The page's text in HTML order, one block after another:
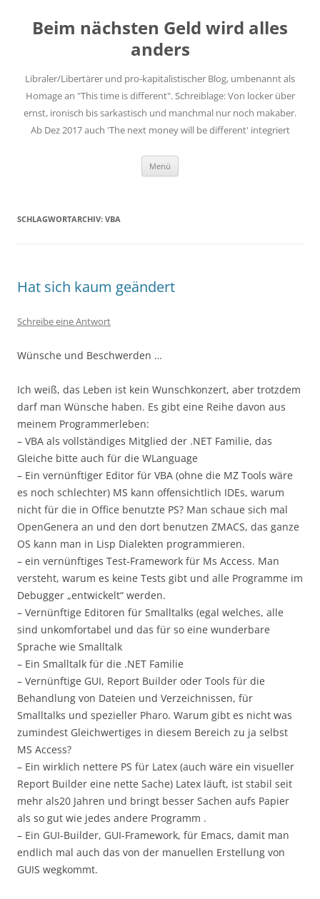
springen
Beim nächsten Geld wird alles
anders
Libraler/Libertärer und pro-kapitalistischer Blog, umbenannt als
Homage an "This time is different". Schreiblage: Von locker über
ernst, ironisch bis sarkastisch und manchmal nur noch makaber.
Ab Dez 2017 auch 'The next money will be different' integriert
Menü
SCHLAGWORTARCHIV: VBA
Hat sich kaum geändert
Schreibe eine Antwort
Wünsche und Beschwerden …
Ich weiß, das Leben ist kein Wunschkonzert, aber trotzdem
darf man Wünsche haben. Es gibt eine Reihe davon aus
meinem Programmerleben:
– VBA als vollständiges Mitglied der .NET Familie, das
Gleiche bitte auch für die WLanguage
– Ein vernünftiger Editor für VBA (ohne die MZ Tools wäre
es noch schlechter) MS kann offensichtlich IDEs, warum
nicht für die in Office benutzte PS? Man schaue sich mal
OpenGenera an und den dort benutzen ZMACS, das ganze
OS kann man in Lisp Dialekten programmieren.
– ein vernünftiges Test-Framework für Ms Access. Man
versteht, warum es keine Tests gibt und alle Programme im
Debugger „entwickelt“ werden.
– Vernünftige Editoren für Smalltalks (egal welches, alle
sind unkomfortabel und das für so eine wunderbare
Sprache wie Smalltalk
– Ein Smalltalk für die .NET Familie
– Vernünftige GUI, Report Builder oder Tools für die
Behandlung von Dateien und Verzeichnissen, für
Smalltalks und spezieller Pharo. Warum gibt es nicht was
zumindest Gleichwertiges in diesem Bereich zu ja selbst
MS Access?
– Ein wirklich nettere PS für Latex (auch wäre ein visueller
Report Builder eine nette Sache) Latex läuft, ist stabil seit
mehr als20 Jahren und bringt besser Sachen aufs Papier
als so gut wie jedes andere Programm .
– Ein GUI-Builder, GUI-Framework, für Emacs, damit man
endlich mal auch das von der manuellen Erstellung von
GUIS wegkommt.